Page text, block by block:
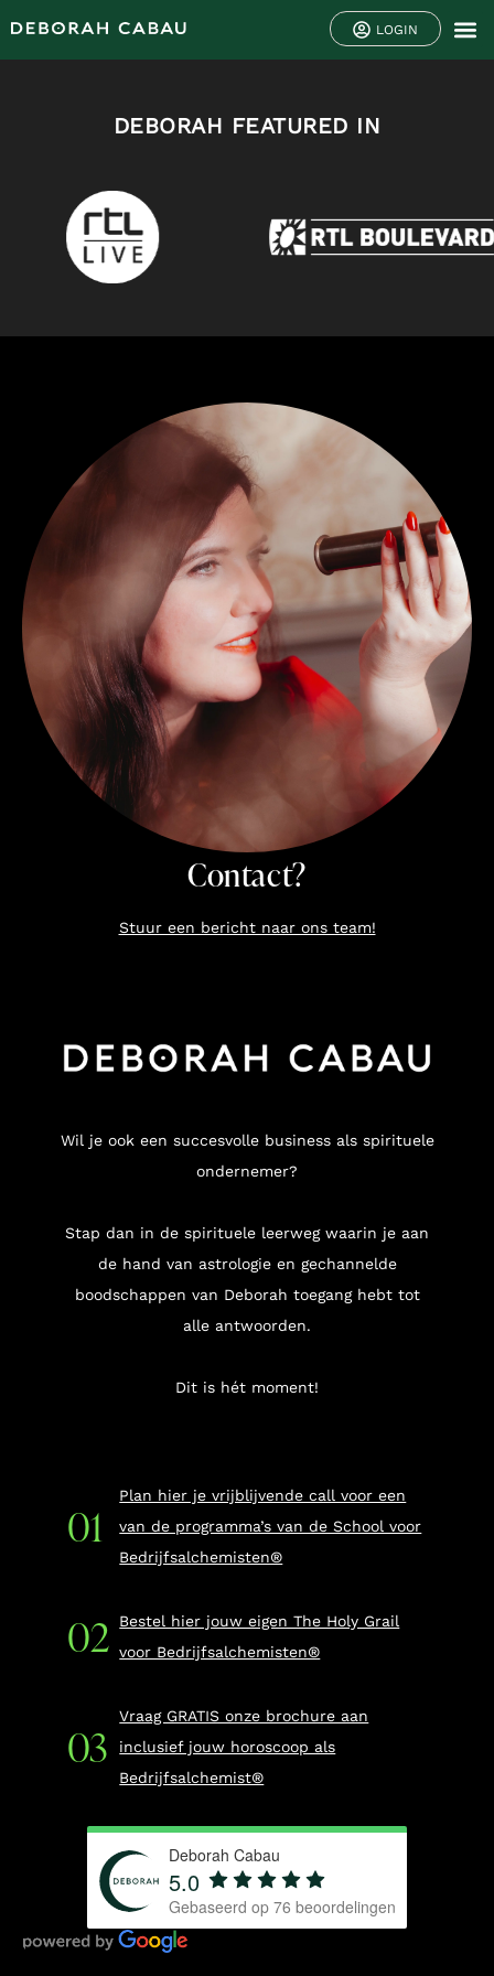
LOGIN
DEBORAH FEATURED IN
Contact?
Stuur een bericht naar ons team!
Wil je ook een succesvolle business als spirituele
ondernemer?
Stap dan in de spirituele leerweg waarin je aan
de hand van astrologie en gechannelde
boodschappen van Deborah toegang hebt tot
alle antwoorden.
Dit is hét moment!
Plan hier je vrijblijvende call voor een
van de programma’s van de School voor
Bedrijfsalchemisten®
Bestel hier jouw eigen The Holy Grail
voor Bedrijfsalchemisten®
Vraag GRATIS onze brochure aan
inclusief jouw horoscoop als
Bedrijfsalchemist®
Deborah Cabau
5.0
Gebaseerd op 76 beoordelingen